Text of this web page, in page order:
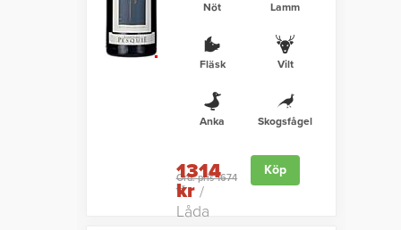
Nöt Lamm
Fläsk Vilt
Anka Skogsfågel
Ord. pris 1674
kr
1314
kr/
Låda
Köp